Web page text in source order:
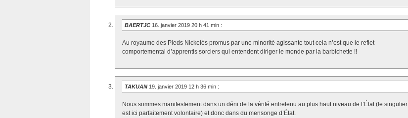
BAERTJC 16. janvier 2019 20 h 41 min :
Au royaume des Pieds Nickelés promus par une minorité agissante tout cela n’est que le reflet
comportemental d’apprentis sorciers qui entendent diriger le monde par la barbichette !!
TAKUAN 19. janvier 2019 12 h 36 min :
Nous sommes manifestement dans un déni de la vérité entretenu au plus haut niveau de l’État (le singulier
est ici parfaitement volontaire) et donc dans du mensonge d’État.